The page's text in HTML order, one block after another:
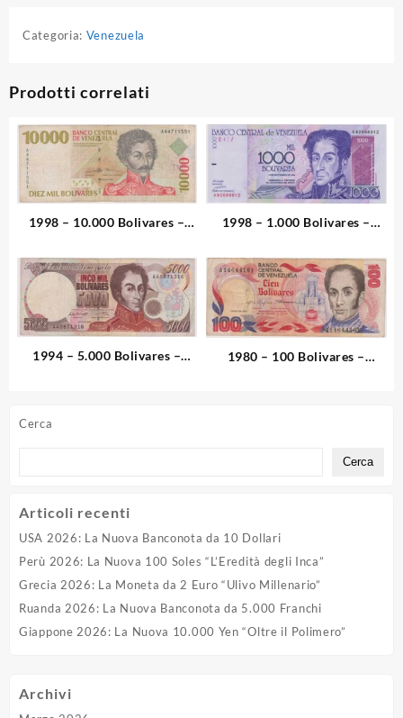
Cerca
Cerca
Articoli recenti
USA 2026: La Nuova Banconota da 10 Dollari
Perù 2026: La Nuova 100 Soles “L’Eredità degli Inca”
Grecia 2026: La Moneta da 2 Euro “Ulivo Millenario”
Ruanda 2026: La Nuova Banconota da 5.000 Franchi
Giappone 2026: La Nuova 10.000 Yen “Oltre il Polimero”
Categoria: Venezuela
Prodotti correlati
1998 – 10.000 Bolivares –
1998 – 1.000 Bolivares –
1994 – 5.000 Bolivares –
1980 – 100 Bolivares –
Archivi